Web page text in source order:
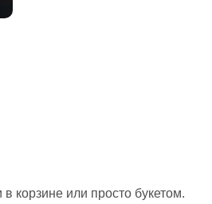
корзине или просто букетом.